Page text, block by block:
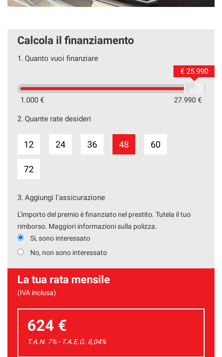
Calcola il finanziamento
1. Quanto vuoi finanziare
1.000 € 27.990 €
€ 25.990
2. Quante rate desideri
12 24 36 48 60
72
3. Aggiungi l'assicurazione
L'importo del premio è finanziato nel prestito. Tutela il tuo
rimborso. Maggiori informazioni sulla polizza.
Si, sono interessato
No, non sono interessato
La tua rata mensile
(IVA inclusa)
624 €
T.A.N. 7% - T.A.E.G. 8,04%